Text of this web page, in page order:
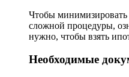
Чтобы
сложной процедуры,
нужно, чтобы взять
Необходимые